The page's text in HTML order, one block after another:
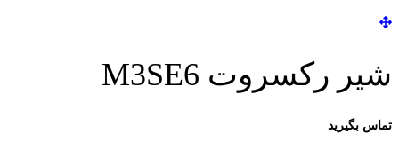
شیر رکسروت M3SE6
تماس بگیرید